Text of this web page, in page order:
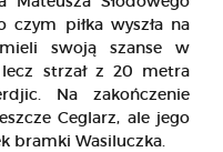
czym piłka wyszła na
swoją szanse w
strzał z 20 metra
Na zakończenie
Ceglarz, ale jego
bramki Wasiluczka.